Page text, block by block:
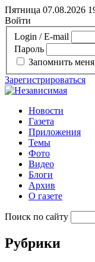
Пятница 07.08.2026
Войти
Login / E-mail
Пароль
Запомнить меня
Зарегистрироваться
Новости
Газета
Приложения
Темы
Фото
Видео
Блоги
Архив
О газете
Поиск по сайту
Рубрики